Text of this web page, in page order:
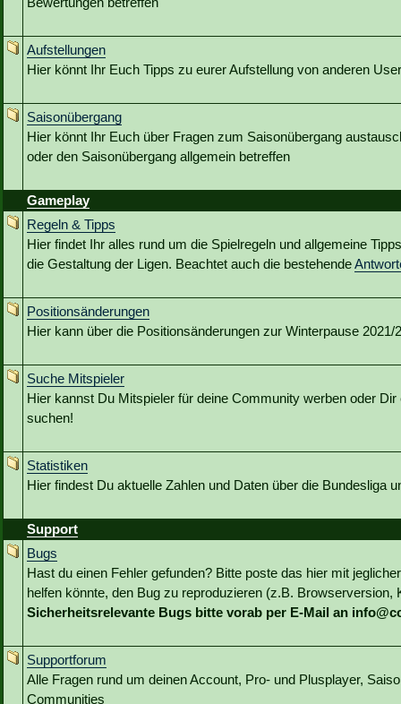
Aufstellungen
Hier könnt Ihr Euch Tipps zu eurer Aufstellung von anderen
Saisonübergang
Hier könnt Ihr Euch über Fragen zum Saisonübergang
oder den Saisonübergang allgemein betreffen
Gameplay
Regeln & Tipps
Hier findet Ihr alles rund um die Spielregeln und allgemeine
die Gestaltung der Ligen. Beachtet auch die bestehende
Positionsänderungen
Hier kann über die Positionsänderungen zur Winterpause 2021/
Suche Mitspieler
Hier kannst Du Mitspieler für deine Community werben oder Dir
suchen!
Statistiken
Hier findest Du aktuelle Zahlen und Daten über die Bundesliga
Support
Bugs
Hast du einen Fehler gefunden? Bitte poste das hier mit
helfen könnte, den Bug zu reproduzieren (z.B. Browserversion,
Sicherheitsrelevante Bugs bitte vorab per E-Mail an
Supportforum
Alle Fragen rund um deinen Account, Pro- und Plusplayer,
Communities